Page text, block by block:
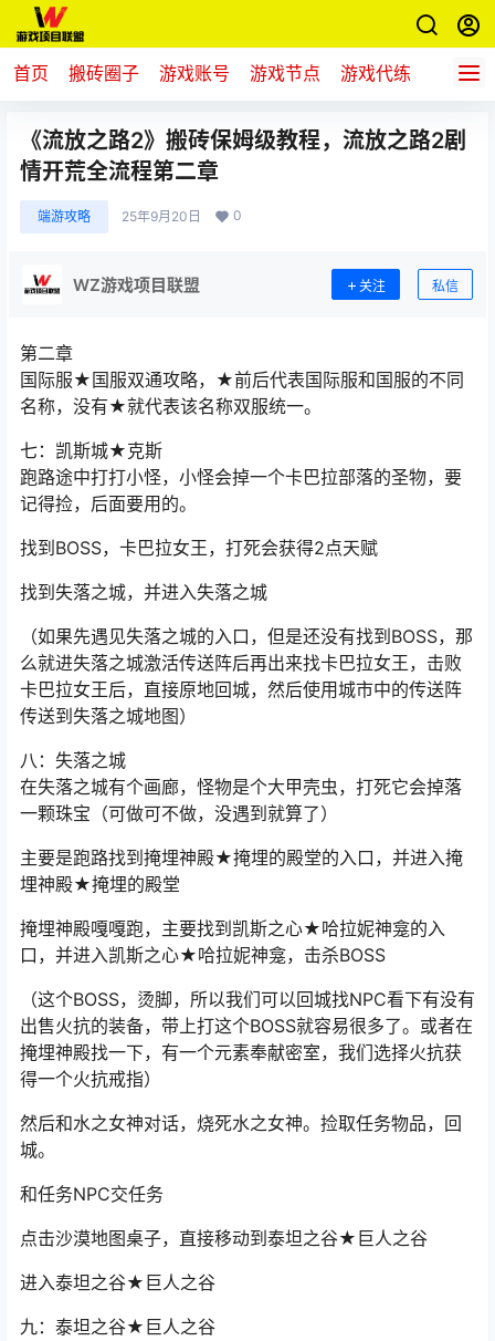
首页 搬砖圈子 游戏账号 游戏节点 游戏代练 新游推
《流放之路2》搬砖保姆级教程，流放之路2剧
情开荒全流程第二章
端游攻略 25年9月20日 0
WZ游戏项目联盟 关注 私信
第二章
国际服★国服双通攻略，★前后代表国际服和国服的不同
名称，没有★就代表该名称双服统一。
七：凯斯城★克斯
跑路途中打打小怪，小怪会掉一个卡巴拉部落的圣物，要
记得捡，后面要用的。
找到BOSS，卡巴拉女王，打死会获得2点天赋
找到失落之城，并进入失落之城
（如果先遇见失落之城的入口，但是还没有找到BOSS，那
么就进失落之城激活传送阵后再出来找卡巴拉女王，击败
卡巴拉女王后，直接原地回城，然后使用城市中的传送阵
传送到失落之城地图）
八：失落之城
在失落之城有个画廊，怪物是个大甲壳虫，打死它会掉落
一颗珠宝（可做可不做，没遇到就算了）
主要是跑路找到掩埋神殿★掩埋的殿堂的入口，并进入掩
埋神殿★掩埋的殿堂
掩埋神殿嘎嘎跑，主要找到凯斯之心★哈拉妮神龛的入
口，并进入凯斯之心★哈拉妮神龛，击杀BOSS
（这个BOSS，烫脚，所以我们可以回城找NPC看下有没有
出售火抗的装备，带上打这个BOSS就容易很多了。或者在
掩埋神殿找一下，有一个元素奉献密室，我们选择火抗获
得一个火抗戒指）
然后和水之女神对话，烧死水之女神。捡取任务物品，回
城。
和任务NPC交任务
点击沙漠地图桌子，直接移动到泰坦之谷★巨人之谷
进入泰坦之谷★巨人之谷
九：泰坦之谷★巨人之谷